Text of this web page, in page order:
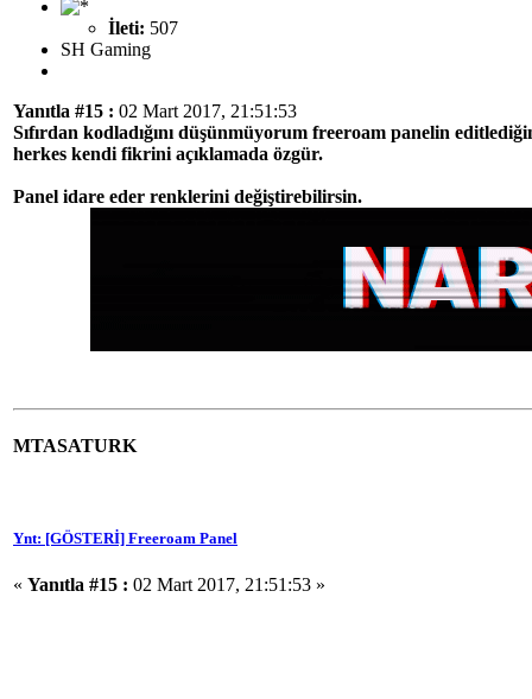
İleti: 507
SH Gaming
Yanıtla #15 : 02 Mart 2017, 21:51:53
Sıfırdan kodladığını düşünmüyorum freeroam panelin
herkes kendi fikrini açıklamada özgür.
Panel idare eder renklerini değiştirebilirsin.
MTASATURK
Ynt: [GÖSTERİ] Freeroam Panel
« Yanıtla #15 : 02 Mart 2017, 21:51:53 »